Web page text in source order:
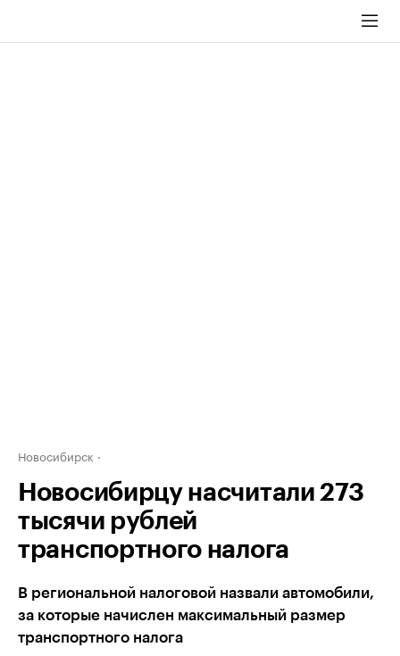
Новосибирск
Новосибирцу насчитали 273
тысячи рублей
транспортного налога
В региональной налоговой назвали автомобили,
за которые начислен максимальный размер
транспортного налога